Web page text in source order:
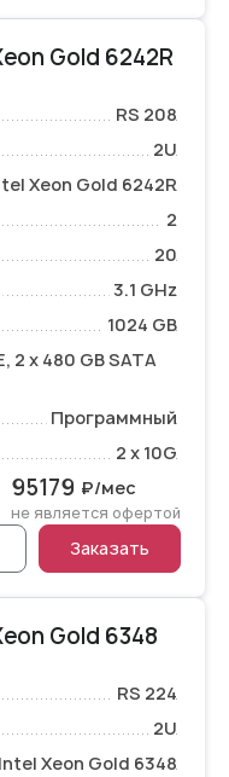
Gold 6242R
RS 208
2U
Xeon Gold 6242R
2
20
3.1 GHz
1024 GB
2 x 480 GB SATA
Программный
2 x 10G
95179 ₽/мес
не является офертой
Заказать
Gold 6348
RS 224
2U
Intel Xeon Gold 6348